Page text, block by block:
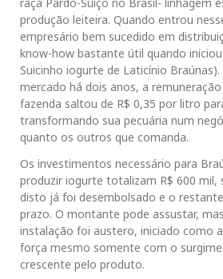
produção leiteira. Quando entrou
empresário bem sucedido em
know-how bastante útil quando
Suicinho iogurte de Laticínio
mercado há dois anos, a
fazenda saltou de R$ 0,35 por litro
transformando sua pecuária num
quanto os outros que comanda.
Os investimentos necessário para
produzir iogurte totalizam R$ 600 mil,
disto já foi desembolsado e o
prazo. O montante pode assustar,
instalação foi austero, iniciado como
força mesmo somente com o
crescente pelo produto.